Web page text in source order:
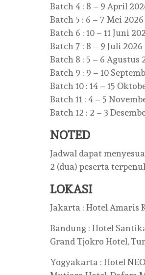
Batch 4 : 8 – 9 April
Batch 5 : 6 – 7 Mei 2026
Batch 6 : 10 – 11 Juni
Batch 7 : 8 – 9 Juli 2026
Batch 8 : 5 – 6 Agustus
Batch 9 : 9 – 10
Batch 10 : 14 – 15
Batch 11 : 4 – 5
Batch 12 : 2 – 3
NOTED
Jadwal dapat
2 (dua) peserta
LOKASI
Jakarta : Hotel Amaris
Bandung : Hotel
Grand Tjokro Hotel,
Yogyakarta : Hotel